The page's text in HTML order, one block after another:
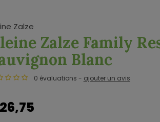
Zalze
Zalze Family
Blanc
0 évaluations - ajouter un avis